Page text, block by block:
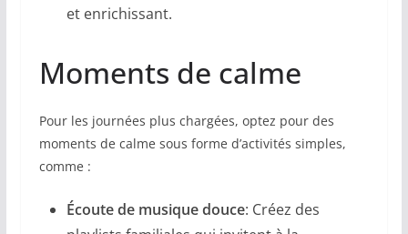
et enrichissant.
Moments de calme
Pour les journées plus chargées, optez pour des
moments de calme sous forme d’activités simples,
comme :
Écoute de musique douce: Créez des